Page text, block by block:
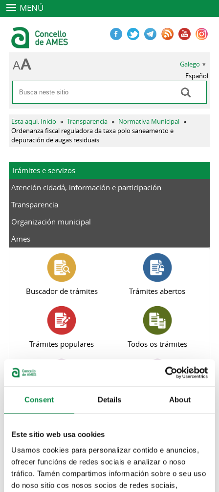
Consent Details About
Este sitio web usa cookies
Usamos cookies para personalizar contido e anuncios,
ofrecer funcións de redes sociais e analizar o noso
tráfico. Tamén compartimos información sobre o seu uso
do noso sitio cos nosos socios de redes sociais,
MENÚ
Formulario de busca
Buscar
Galego
Español
Vostede está aquí
Esta aqui: Inicio » Transparencia » Normativa Municipal »
Ordenanza fiscal reguladora da taxa polo saneamento e
depuración de augas residuais
Trámites e servizos
Atención cidadá, información e participación
Transparencia
Organización municipal
Ames
Buscador de trámites Trámites abertos
Trámites populares Todos os trámites
Perfil do contratante Sede electrónica
Oficina Virtual Tributaria Canle de denuncias